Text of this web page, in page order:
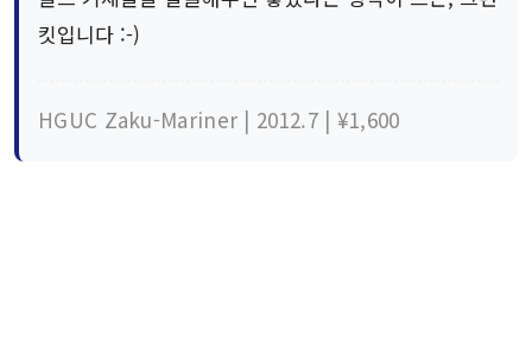
킷입니다 :-)
HGUC Zaku-Mariner | 2012.7 | ¥1,600